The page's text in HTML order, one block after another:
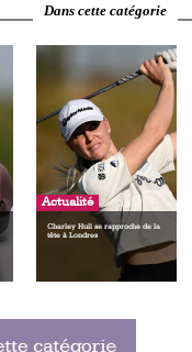
Dans cette catégorie
Actualité
Charley Hull se rapproche de la
tête à Londres